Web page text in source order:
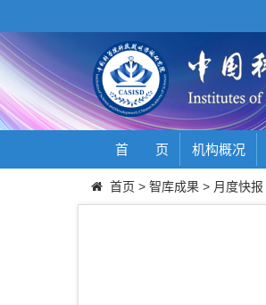
首 页 机构概况
首页 > 智库成果 > 月度快报